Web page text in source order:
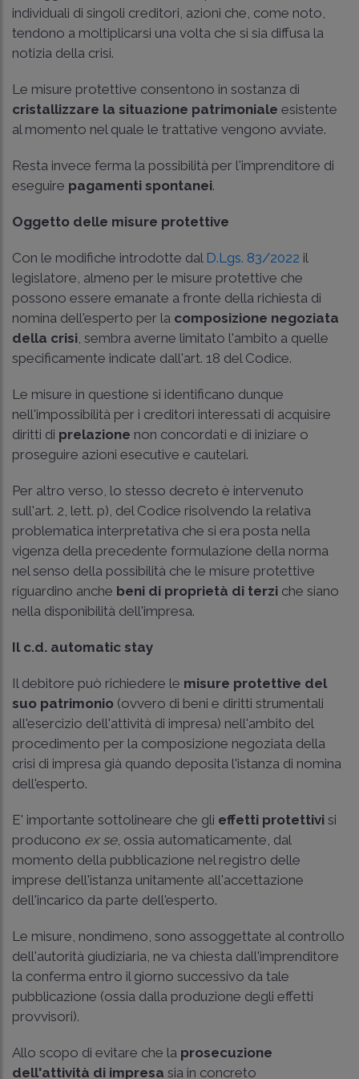
individuali di singoli creditori, azioni che, come noto,
tendono a moltiplicarsi una volta che si sia diffusa la
notizia della crisi.
Le misure protettive consentono in sostanza di
cristallizzare la situazione patrimoniale esistente
al momento nel quale le trattative vengono avviate.
Resta invece ferma la possibilità per l'imprenditore di
eseguire pagamenti spontanei.
Oggetto delle misure protettive
Con le modifiche introdotte dal D.Lgs. 83/2022 il
legislatore, almeno per le misure protettive che
possono essere emanate a fronte della richiesta di
nomina dell'esperto per la composizione negoziata
della crisi , sembra averne limitato l'ambito a quelle
specificamente indicate dall'art. 18 del Codice.
Le misure in questione si identificano dunque
nell'impossibilità per i creditori interessati di acquisire
diritti di prelazione non concordati e di iniziare o
proseguire azioni esecutive e cautelari.
Per altro verso, lo stesso decreto è intervenuto
sull'art. 2, lett. p), del Codice risolvendo la relativa
problematica interpretativa che si era posta nella
vigenza della precedente formulazione della norma
nel senso della possibilità che le misure protettive
riguardino anche beni di proprietà di terzi che siano
nella disponibilità dell'impresa.
Il c.d. automatic stay
Il debitore può richiedere le misure protettive del
suo patrimonio (ovvero di beni e diritti strumentali
all'esercizio dell'attività di impresa) nell'ambito del
procedimento per la composizione negoziata della
crisi di impresa già quando deposita l'istanza di nomina
dell'esperto.
E' importante sottolineare che gli effetti protettivi si
producono ex se, ossia automaticamente, dal
momento della pubblicazione nel registro delle
imprese dell'istanza unitamente all'accettazione
dell'incarico da parte dell'esperto.
Le misure, nondimeno, sono assoggettate al controllo
dell'autorità giudiziaria, ne va chiesta dall'imprenditore
la conferma entro il giorno successivo da tale
pubblicazione (ossia dalla produzione degli effetti
provvisori).
Allo scopo di evitare che la prosecuzione
dell'attività di impresa sia in concreto